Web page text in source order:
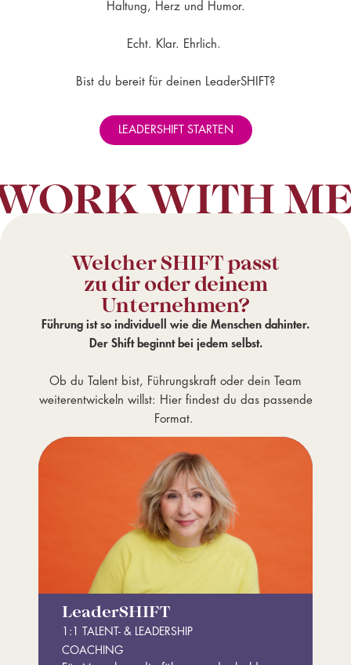
Haltung, Herz und Humor.
Echt. Klar. Ehrlich.
Bist du bereit für deinen LeaderSHIFT?
LEADERSHIFT STARTEN
Welcher SHIFT passt
zu dir oder deinem
Unternehmen?
Führung ist so individuell wie die Menschen dahinter.
Der Shift beginnt bei jedem selbst.
Ob du Talent bist, Führungskraft oder dein Team
weiterentwickeln willst: Hier findest du das passende
Format.
LeaderSHIFT
1:1 TALENT- & LEADERSHIP
COACHING